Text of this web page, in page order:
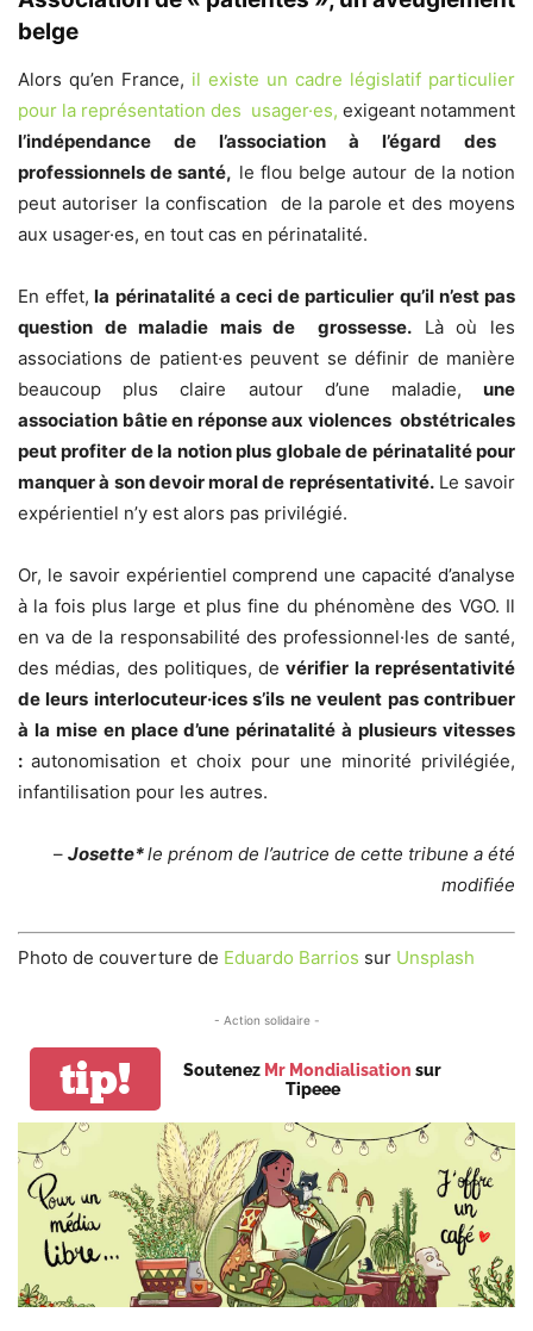
belge
Alors qu’en France, il existe un cadre législatif particulier
pour la représentation des usager·es, exigeant notamment
l’indépendance de l’association à l’égard des
professionnels de santé, le flou belge autour de la notion
peut autoriser la confiscation de la parole et des moyens
aux usager·es, en tout cas en périnatalité.
En effet, la périnatalité a ceci de particulier qu’il n’est pas
question de maladie mais de grossesse. Là où les
associations de patient·es peuvent se définir de manière
beaucoup plus claire autour d’une maladie, une
association bâtie en réponse aux violences obstétricales
peut profiter de la notion plus globale de périnatalité pour
manquer à son devoir moral de représentativité.Le savoir
expérientiel n’y est alors pas privilégié.
Or, le savoir expérientiel comprend une capacité d’analyse
à la fois plus large et plus fine du phénomène des VGO. Il
en va de la responsabilité des professionnel·les de santé,
des médias, des politiques, devérifier la représentativité
de leurs interlocuteur·ices s’ils ne veulent pas contribuer
à la mise en place d’une périnatalité à plusieurs vitesses
: autonomisation et choix pour une minorité privilégiée,
infantilisation pour les autres.
– Josette*le prénom de l’autrice de cette tribune a été
modifiée
Photo de couverture de Eduardo Barrios sur Unsplash
- Action solidaire -
tip! Soutenez Mr Mondialisation sur
Tipeee